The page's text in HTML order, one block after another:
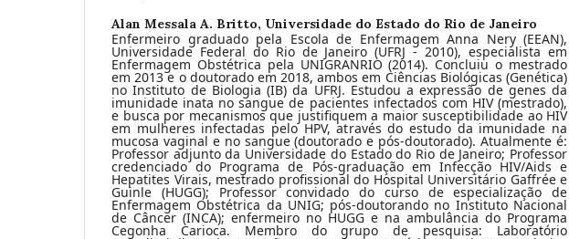
Alan Messala A. Britto, Universidade do Estado do Rio de Janeiro
Enfermeiro graduado pela Escola de Enfermagem Anna Nery (EEAN),
Universidade Federal do Rio de Janeiro (UFRJ - 2010), especialista em
Enfermagem Obstétrica pela UNIGRANRIO (2014). Concluiu o mestrado
em 2013 e o doutorado em 2018, ambos em Ciências Biológicas (Genética)
no Instituto de Biologia (IB) da UFRJ. Estudou a expressão de genes da
imunidade inata no sangue de pacientes infectados com HIV (mestrado),
e busca por mecanismos que justifiquem a maior susceptibilidade ao HIV
em mulheres infectadas pelo HPV, através do estudo da imunidade na
mucosa vaginal e no sangue (doutorado e pós-doutorado). Atualmente é:
Professor adjunto da Universidade do Estado do Rio de Janeiro; Professor
credenciado do Programa de Pós-graduação em Infecção HIV/Aids e
Hepatites Virais, mestrado profissional do Hospital Universitário Gaffrée e
Guinle (HUGG); Professor convidado do curso de especialização de
Enfermagem Obstétrica da UNIG; pós-doutorando no Instituto Nacional
de Câncer (INCA); enfermeiro no HUGG e na ambulância do Programa
Cegonha Carioca. Membro do grupo de pesquisa: Laboratório